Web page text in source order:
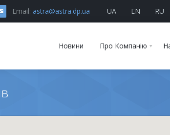
Email: astra@astra.dp.ua UA EN RU
Новини Про Компанію